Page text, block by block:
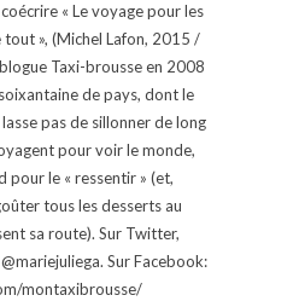
« Le voyage pour les
», (Michel Lafon, 2015 /
Taxi-brousse en 2008
de pays, dont le
pas de sillonner de long
pour voir le monde,
pour le « ressentir » (et,
tous les desserts au
sa route). Sur Twitter,
Sur Facebook:
montaxibrousse/